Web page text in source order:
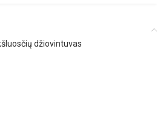
džiovintuvas